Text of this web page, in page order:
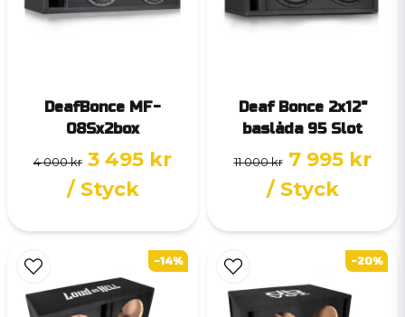
DeafBonce MF-
08Sx2box
4 000 kr 3 495 kr
/ Styck
Deaf Bonce 2x12"
baslåda 95 Slot
11 000 kr 7 995 kr
/ Styck
-14% -20%